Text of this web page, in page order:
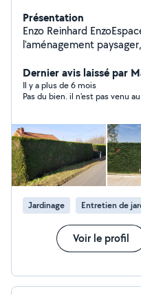
Présentation
Enzo Reinhard EnzoEspaceVert Passionné par
l'aménagement
verts.
cœur de mon travail au
Dernier avis laissé par
Il y a plus de 6 mois
Pas du bien. il
Jardinage Entretien de
Voir le profil